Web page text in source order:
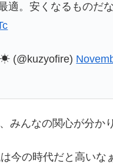
適。安くなるものだな
(@kuzyofire)
みんなの関心が分か
今の時代だと高いな